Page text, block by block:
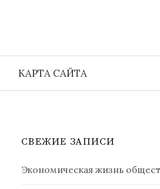
КАРТА САЙТА
СВЕЖИЕ ЗАПИСИ
Экономическая жизнь